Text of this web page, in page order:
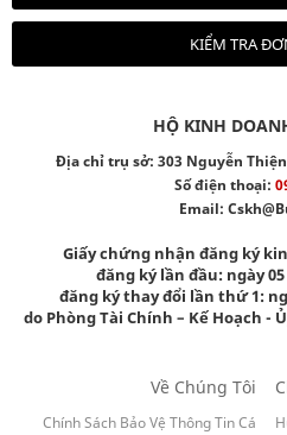
KIỂM TRA
HỘ KINH
Địa chỉ trụ sở: 303 Nguyễn
Số điện thoại:
Email:
Giấy chứng nhận đăng ký
đăng ký lần đầu: ngày
đăng ký thay đổi lần thứ 1:
do Phòng Tài Chính – Kế Hoạch -
Về Chúng Tôi
Chính Sách Bảo Vệ Thông Tin Cá